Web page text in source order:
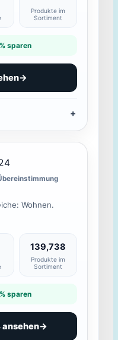
Produkte im
Sortiment
sparen
→
Wohnen.
139,738
Produkte im
Sortiment
sparen
→